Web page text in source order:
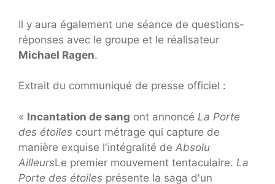
Il y aura également une séance de questions-
réponses avec le groupe et le réalisateur
Michael Ragen.
Extrait du communiqué de presse officiel :
« Incantation de sang ont annoncé La Porte
des étoiles court métrage qui capture de
manière exquise l'intégralité de Absolu
AilleursLe premier mouvement tentaculaire. La
Porte des étoiles présente la saga d'un